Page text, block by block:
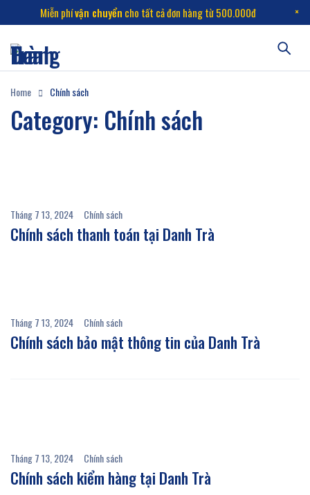
Miễn phívận chuyển cho tất cả đơn hàng từ 500.000đ
Home Chính sách
Category: Chính sách
Tháng 7 13, 2024 Chính sách
Chính sách thanh toán tại Danh Trà
Tháng 7 13, 2024 Chính sách
Chính sách bảo mật thông tin của Danh Trà
Tháng 7 13, 2024 Chính sách
Chính sách kiểm hàng tại Danh Trà